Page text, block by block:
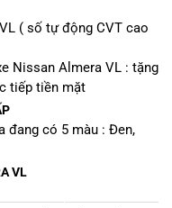
( số tự động CVT cao
Nissan Almera VL : tặng
tiếp tiền mặt
đang có 5 màu : Đen,
VL